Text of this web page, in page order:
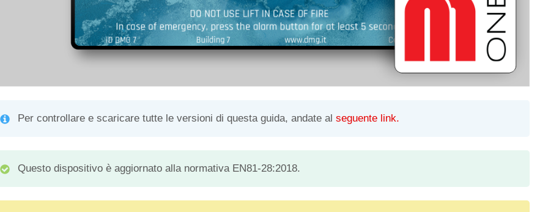
Per controllare e scaricare tutte le versioni di questa guida, andate al seguente link.
Questo dispositivo è aggiornato alla normativa EN81-28:2018.